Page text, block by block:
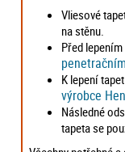
Vliesové
na stěnu.
Před
K lepení
výrobce
Následné
tapeta se